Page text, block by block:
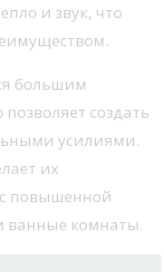
и звук, что
большим
создать
усилиями.
их
повышенной
ванные комнаты.